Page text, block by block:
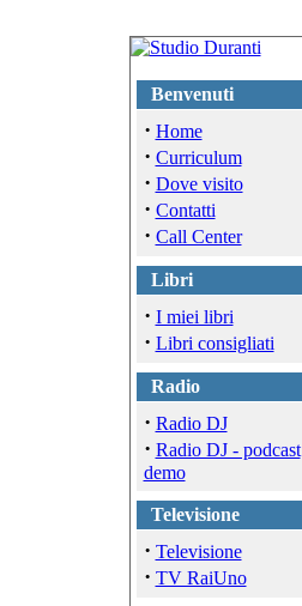
Benvenuti
· Home
· Curriculum
· Dove visito
· Contatti
· Call Center
Libri
· I miei libri
· Libri consigliati
Radio
· Radio DJ
· Radio DJ - podcast
demo
Televisione
· Televisione
· TV RaiUno